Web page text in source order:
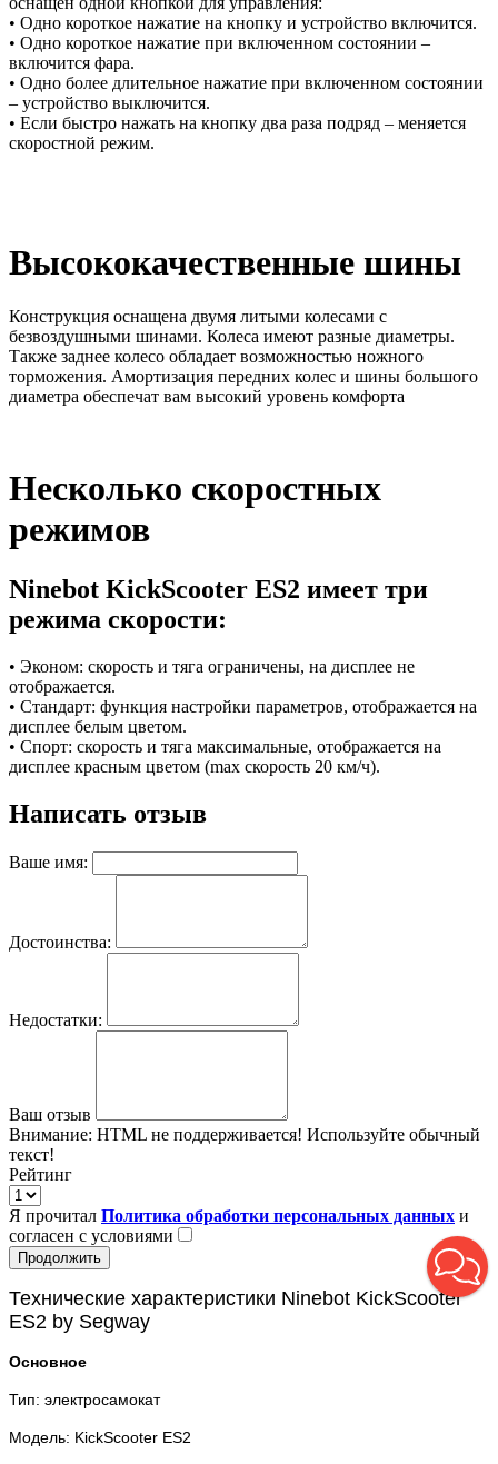
• Одно короткое нажатие на кнопку и устройство включится.
• Одно короткое нажатие при включенном состоянии –
включится фара.
• Одно более длительное нажатие при включенном состоянии
– устройство выключится.
• Если быстро нажать на кнопку два раза подряд – меняется
скоростной режим.
Высококачественные шины
Конструкция оснащена двумя литыми колесами с
безвоздушными шинами. Колеса имеют разные диаметры.
Также заднее колесо обладает возможностью ножного
торможения. Амортизация передних колес и шины большого
диаметра обеспечат вам высокий уровень комфорта
Несколько скоростных
режимов
Ninebot KickScооter ES2 имеет три
режима скорости:
• Эконом: скорость и тяга ограничены, на дисплее не
отображается.
• Стандарт: функция настройки параметров, отображается на
дисплее белым цветом.
• Спорт: скорость и тяга максимальные, отображается на
дисплее красным цветом (max скорость 20 км/ч).
Написать отзыв
Ваше имя:
Достоинства:
Недостатки:
Ваш отзыв
Внимание: HTML не поддерживается! Используйте обычный
текст!
Рейтинг
Я прочитал Политика обработки персональных данных и
согласен с условиями
Продолжить
Технические характеристики Ninebot KickScooter
ES2 by Segway
Основное
Тип: электросамокат
Модель: KickScooter ES2